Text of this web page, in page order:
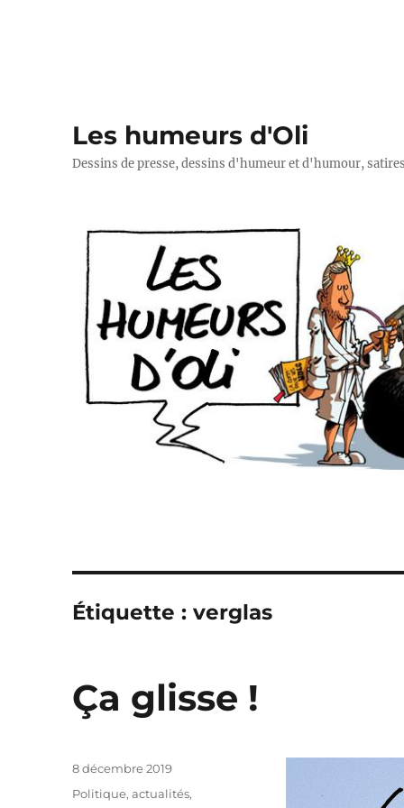
Les humeurs d'Oli
Dessins de presse, dessins d'humeur et d'humour,
Étiquette :verglas
Ça glisse !
Publié
8 décembre 2019
Catégories
Politique, actualités,